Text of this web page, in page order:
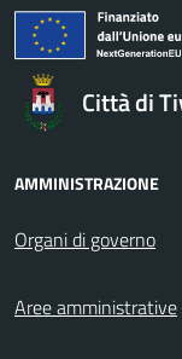
Città di
AMMINISTRAZIONE
Organi di governo
Aree amministrative